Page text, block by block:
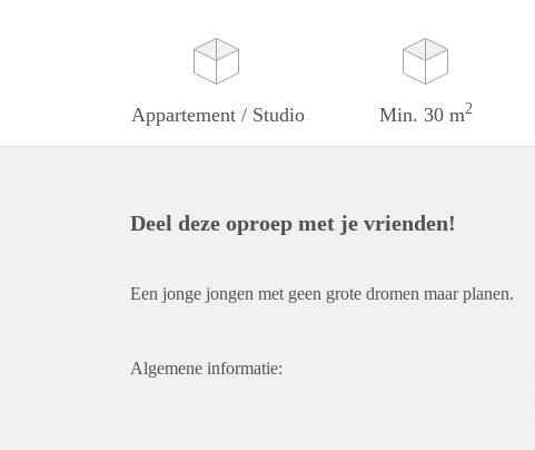
Appartement / Studio Min. 30 m2
Deel deze oproep met je vrienden!
Een jonge jongen met geen grote dromen maar planen.
Algemene informatie: